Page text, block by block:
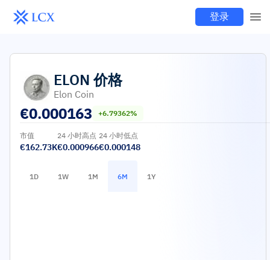
登录
ELON 价格
Elon Coin
€0.000163 +6.79362%
市值
€162.73K
24 小时高点
€0.000966
24 小时低点
€0.000148
1D 1W 1M 6M 1Y